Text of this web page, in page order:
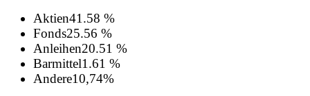
Aktien41.58 %
Fonds25.56 %
Anleihen20.51 %
Barmittel1.61 %
Andere10,74%